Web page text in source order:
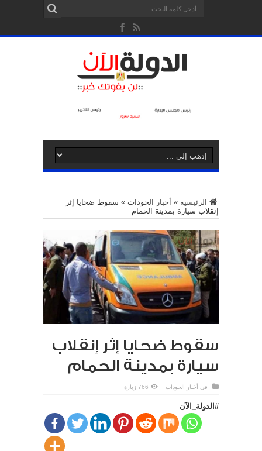
الرئيسية » أخبار الحوداث » سقوط ضحايا إثر
إنقلاب سيارة بمدينة الحمام
سقوط ضحايا إثر إنقلاب
سيارة بمدينة الحمام
في أخبار الحوداث 766 زيارة
#الدولة_الآن